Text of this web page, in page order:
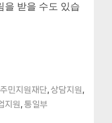
을 받을 수도 있습
민지원재단 ,상담지원
지원 통일부